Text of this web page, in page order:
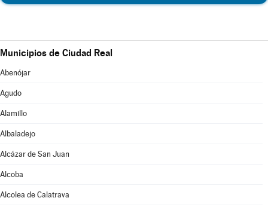
Municipios de Ciudad Real
Abenójar
Agudo
Alamillo
Albaladejo
Alcázar de San Juan
Alcoba
Alcolea de Calatrava